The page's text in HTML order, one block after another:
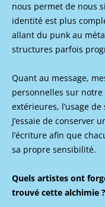
nous permet de nous
identité est plus
allant du punk au
structures parfois
Quant au message,
personnelles sur
extérieures, l’usage
J’essaie de conserver
l’écriture afin que
sa propre sensibilité.
Quels artistes ont
trouvé cette alchimie ?